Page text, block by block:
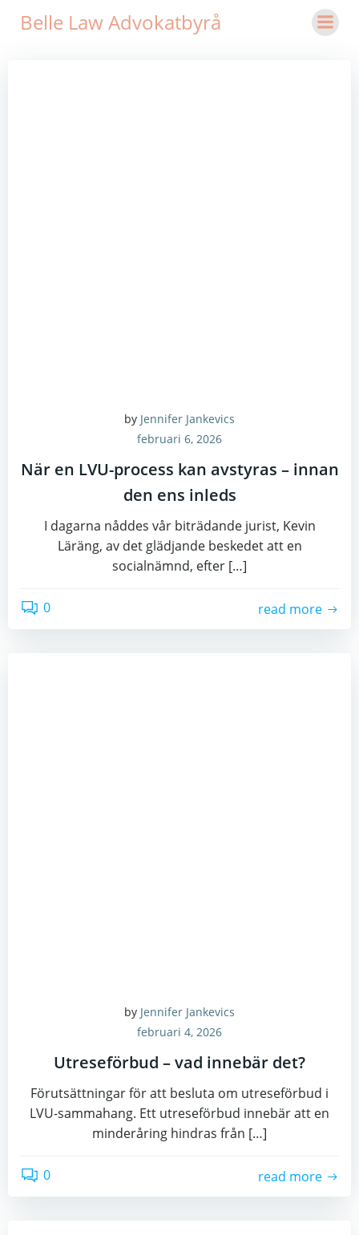
till
Belle Law Advokatbyrå
by Jennifer Jankevics
februari 6, 2026
När en LVU-process kan avstyras – innan
den ens inleds
I dagarna nåddes vår biträdande jurist, Kevin
Läräng, av det glädjande beskedet att en
socialnämnd, efter […]
0 read more
by Jennifer Jankevics
februari 4, 2026
Utreseförbud – vad innebär det?
Förutsättningar för att besluta om utreseförbud i
LVU-sammahang. Ett utreseförbud innebär att en
minderåring hindras från […]
0 read more